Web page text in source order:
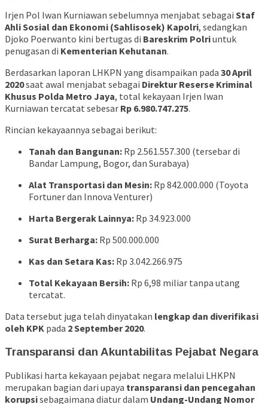
Irjen Pol Iwan Kurniawan sebelumnya menjabat sebagai Staf
Ahli Sosial dan Ekonomi (Sahlisosek) Kapolri, sedangkan
Djoko Poerwanto kini bertugas di Bareskrim Polriuntuk
penugasan di Kementerian Kehutanan.
Berdasarkan laporan LHKPN yang disampaikan pada 30 April
2020saat awal menjabat sebagai Direktur Reserse Kriminal
Khusus Polda Metro Jaya, total kekayaan Irjen Iwan
Kurniawan tercatat sebesar Rp 6.980.747.275.
Rincian kekayaannya sebagai berikut:
Tanah dan Bangunan: Rp 2.561.557.300 (tersebar di
Bandar Lampung, Bogor, dan Surabaya)
Alat Transportasi dan Mesin: Rp 842.000.000 (Toyota
Fortuner dan Innova Venturer)
Harta Bergerak Lainnya: Rp 34.923.000
Surat Berharga: Rp 500.000.000
Kas dan Setara Kas: Rp 3.042.266.975
Total Kekayaan Bersih: Rp 6,98 miliar tanpa utang
tercatat.
Data tersebut juga telah dinyatakan lengkap dan diverifikasi
oleh KPK pada 2 September 2020.
Transparansi dan Akuntabilitas Pejabat Negara
Publikasi harta kekayaan pejabat negara melalui LHKPN
merupakan bagian dari upaya transparansi dan pencegahan
korupsisebagaimana diatur dalam Undang-Undang Nomor